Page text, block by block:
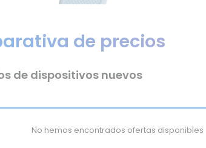
de precios
de dispositivos nuevos
No hemos encontrados ofertas disponibles